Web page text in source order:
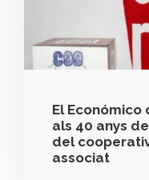
El
als 40 anys
del
associat